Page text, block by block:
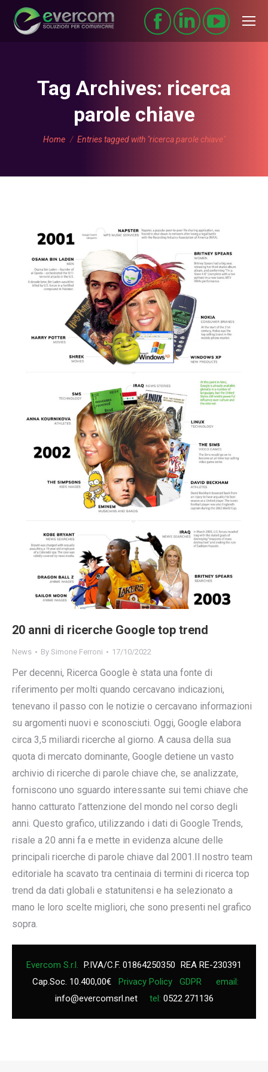
Tag Archives: ricerca
parole chiave
You are here:
Home Entries tagged with "ricerca parole chiave"
20 anni di ricerche Google top trend
News By Simone Ferroni 17/10/2022
Per decenni, Ricerca Google è stata una fonte di
riferimento per molti quando cercavano indicazioni,
tenevano il passo con le notizie o cercavano informazioni
su argomenti nuovi e sconosciuti. Oggi, Google elabora
circa 3,5 miliardi ricerche al giorno. A causa della sua
quota di mercato dominante, Google detiene un vasto
archivio di ricerche di parole chiave che, se analizzate,
forniscono uno sguardo interessante sui temi chiave che
hanno catturato l’attenzione del mondo nel corso degli
anni. Questo grafico, utilizzando i dati di Google Trends,
risale a 20 anni fa e mette in evidenza alcune delle
principali ricerche di parole chiave dal 2001.Il nostro team
editoriale ha scavato tra centinaia di termini di ricerca top
trend da dati globali e statunitensi e ha selezionato a
mano le loro scelte migliori, che sono presenti nel grafico
sopra.
Evercom S.r.l. P.IVA/C.F. 01864250350 REA RE-230391
Cap.Soc. 10.400,00€
Privacy Policy GDPR
email:
info@evercomsrl.net
tel: 0522 271136